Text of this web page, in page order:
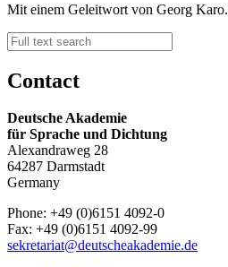
Mit einem Geleitwort von Georg Karo.
Contact
Deutsche Akademie
für Sprache und Dichtung
Alexandraweg 28
64287 Darmstadt
Germany
Phone: +49 (0)6151 4092-0
Fax: +49 (0)6151 4092-99
sekretariat@deutscheakademie.de